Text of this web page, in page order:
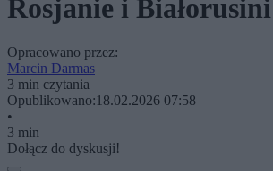
Rosjanie i
Opracowano przez:
Marcin Darmas
3 min czytania
Opublikowano:18.02.2026 07:58
•
3 min
Dołącz do dyskusji!